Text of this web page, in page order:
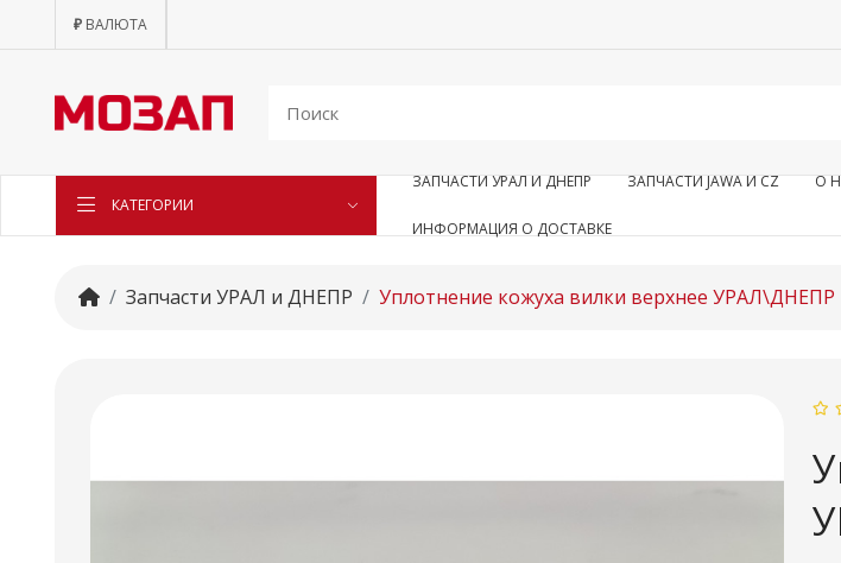
₽ ВАЛЮТА
КАТЕГОРИИ
ЗАПЧАСТИ УРАЛ И ДНЕПР ЗАПЧАСТИ JAWA И CZ О
ИНФОРМАЦИЯ О ДОСТАВКЕ
Запчасти УРАЛ и ДНЕПР Уплотнение кожуха вилки верхнее УРАЛ\ДНЕПР